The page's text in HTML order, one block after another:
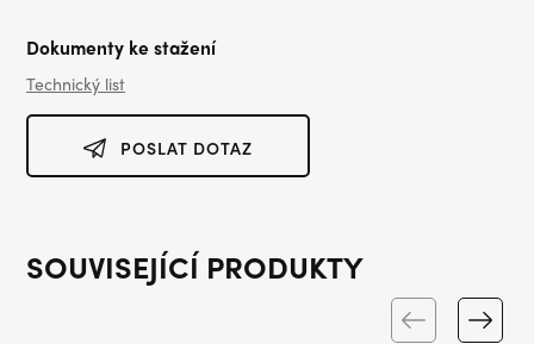
Dokumenty ke stažení
Technický list
POSLAT DOTAZ
SOUVISEJÍCÍ PRODUKTY